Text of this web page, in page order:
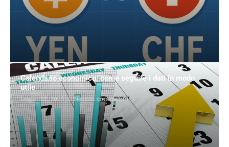
Calendario economico: come seguire i dati in modo
utile
Luglio 22, 2025 Nessun commento